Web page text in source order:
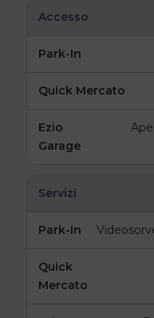
Accesso
Servizi